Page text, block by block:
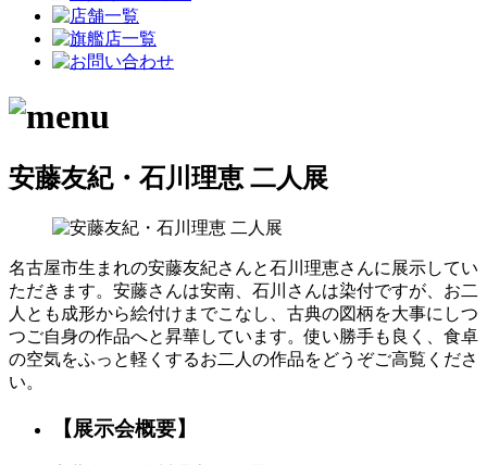
安藤友紀・石川理恵 二人展
名古屋市生まれの安藤友紀さんと石川理恵さんに展示してい
ただきます。安藤さんは安南、石川さんは染付ですが、お二
人とも成形から絵付けまでこなし、古典の図柄を大事にしつ
つご自身の作品へと昇華しています。使い勝手も良く、食卓
の空気をふっと軽くするお二人の作品をどうぞご高覧くださ
い。
【展示会概要】